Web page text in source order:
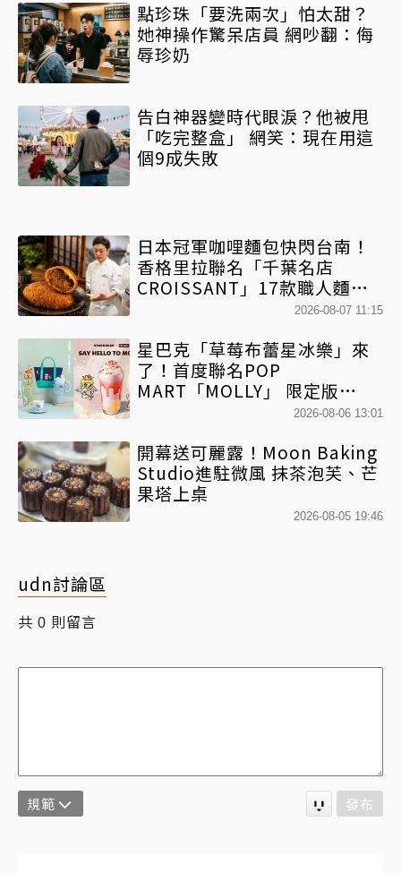
點珍珠「要洗兩次」怕太甜？
她神操作驚呆店員 網吵翻：侮
辱珍奶
告白神器變時代眼淚？他被甩
「吃完整盒」 網笑：現在用這
個9成失敗
日本冠軍咖哩麵包快閃台南！
香格里拉聯名「千葉名店
CROISSANT」17款職人麵包
2026-08-07 11:15
星巴克「草莓布蕾星冰樂」來
了！首度聯名POP
MART「MOLLY」 限定版
「MOLLYｘBearista小熊杯」
2026-08-06 13:01
開幕送可麗露！Moon Baking
Studio進駐微風 抹茶泡芙、芒
果塔上桌
2026-08-05 19:46
udn討論區
共 0 則留言
規範 發布